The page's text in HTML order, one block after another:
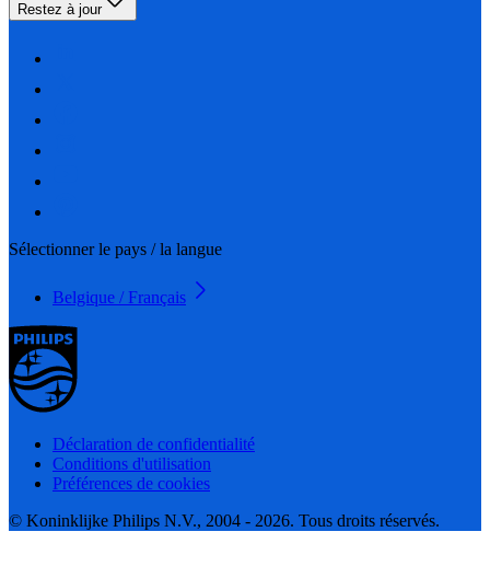
Restez à jour
Sélectionner le pays / la langue
Belgique / Français
Déclaration de confidentialité
Conditions d'utilisation
Préférences de cookies
© Koninklijke Philips N.V., 2004 - 2026. Tous droits réservés.